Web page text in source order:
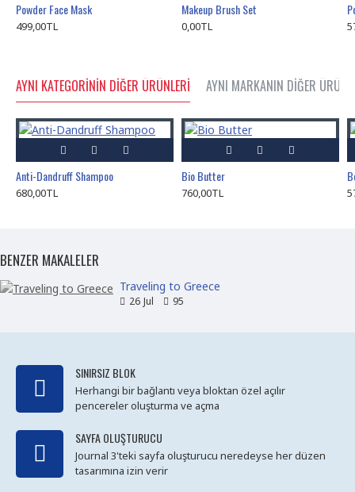
Powder Face Mask
499,00TL
Makeup Brush Set
0,00TL
AYNI KATEGORININ DIĞER ÜRÜNLERI AYNI MARKANIN DIĞER
Anti-Dandruff Shampoo
680,00TL
Bio Butter
760,00TL
BENZER MAKALELER
Traveling to Greece
26 Jul 95
SINIRSIZ BLOK
Herhangi bir bağlantı veya bloktan özel açılır
pencereler oluşturma ve açma
SAYFA OLUŞTURUCU
Journal 3'teki sayfa oluşturucu neredeyse her düzen
tasarımına izin verir